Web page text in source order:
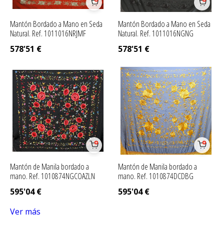
Mantón Bordado a Mano en Seda
Natural. Ref. 1011016NRJMF
578'51 €
Mantón Bordado a Mano en Seda
Natural. Ref. 1011016NGNG
578'51 €
Mantón de Manila bordado a
mano. Ref. 1010874NGCOAZLN
595'04€
Mantón de Manila bordado a
mano. Ref. 1010874DCDBG
595'04€
Ver más